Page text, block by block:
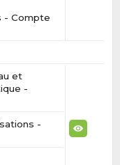
- Compte
et
-
-